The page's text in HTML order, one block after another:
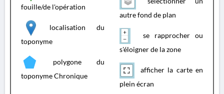
fouille/de l'opération
localisation du
toponyme
polygone du
toponyme Chronique
autre fond de plan
se rapprocher ou
s'éloigner de la zone
afficher la carte en
plein écran